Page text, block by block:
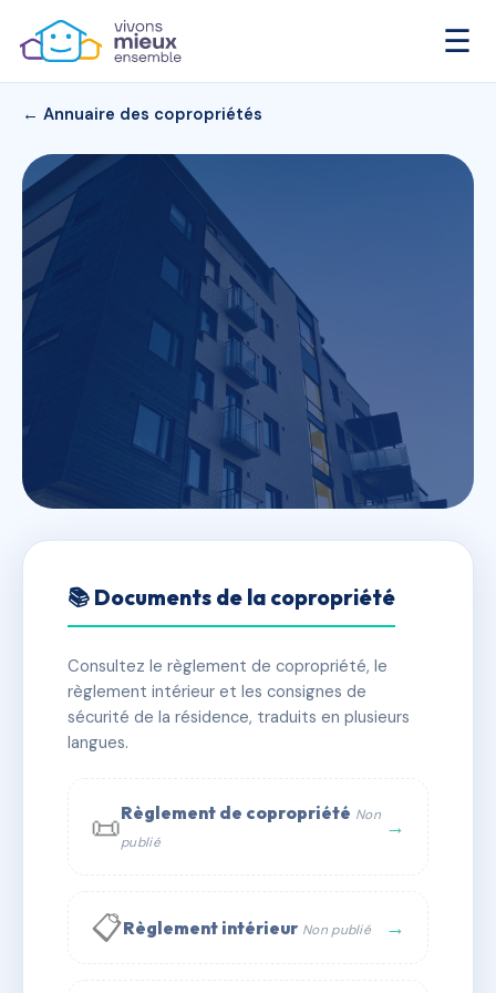
☰
← Annuaire des copropriétés
BERECOETCHEA
✓ Immatriculée 🏠 227 lots 🏗 15 bâtiment(s)
📞 Contacter Syndic Digital
📚 Documents de la copropriété
Consultez le règlement de copropriété, le
règlement intérieur et les consignes de
sécurité de la résidence, traduits en plusieurs
langues.
📜Règlement de copropriété Non
publié
→
📋Règlement intérieur Non publié →